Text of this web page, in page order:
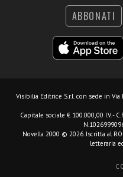
ABBONATI
Visibilia Editrice S.r.l. con sede in Via
Capitale sociale € 100.000,00 I.V. -
Novella 2000 © 2026. Iscritta al
letteraria